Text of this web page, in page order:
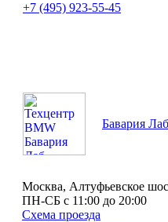
+7 (495) 923-55-45
Бавария Лаб
Москва, Алтуфьевское
ПН-СБ с 11:00 до 20:00
Схема проезда